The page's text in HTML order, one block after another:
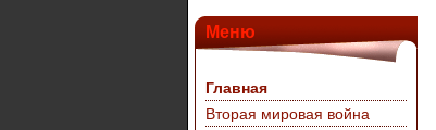
Меню
Главная
Вторая мировая война